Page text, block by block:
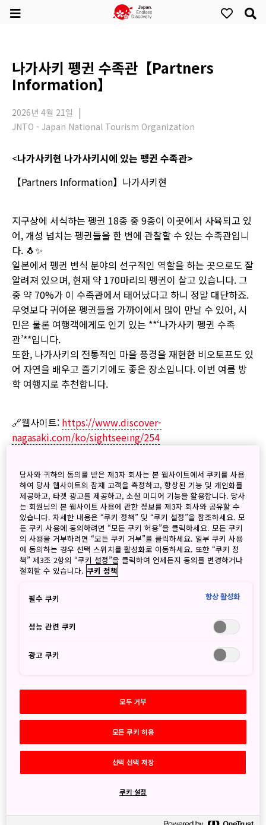
나가사키 펭귄 수족관【Partners
Information】
2026년 4월 21일
JNTO - Japan National Tourism Organization
<나가사키현 나가사키시에 있는 펭귄 수족관>
【Partners Information】나가사키현
지구상에 서식하는 펭귄 18종 중 9종이 이곳에서 사육되고 있
어, 개성 넘치는 펭귄들을 한 번에 관찰할 수 있는 수족관입니
다. 🐧✨
일본에서 펭귄 번식 분야의 선구적인 역할을 하는 곳으로도 잘
알려져 있으며, 현재 약 170마리의 펭귄이 살고 있습니다. 그
중 약 70%가 이 수족관에서 태어났다고 하니 정말 대단하죠.
무엇보다 귀여운 펭귄들을 가까이에서 많이 만날 수 있어, 시
민은 물론 여행객에게도 인기 있는 **‘나가사키 펭귄 수족
관’**입니다.
또한, 나가사키의 전통적인 마을 풍경을 재현한 비오토프도 있
어 자연을 배우고 즐기기에도 좋은 장소입니다. 이번 여름 방
학 여행지로 추천합니다.
🔗웹사이트: https://www.discover-
nagasaki.com/ko/sightseeing/254
검색
Archives
8월(1)
6월(3)
4월(3)
2025
10월(6)
당사와 귀하의 동의를 받은 제3자 회사는 본 웹사이트에서 쿠키를 사용
하여 당사 웹사이트의 잠재 고객을 측정하고, 향상된 기능 및 개인화를
제공하고, 타겟 광고를 제공하고, 소셜 미디어 기능을 활용합니다. 당사
는 회원님의 본 웹사이트 사용에 관한 정보를 제3자 회사와 공유할 수
있습니다. 자세한 내용은 “쿠키 정책” 및 “쿠키 설정”을 참조하세요. 모
든 쿠키 사용에 동의하려면 “모든 쿠키 허용”을 클릭하세요. 모든 쿠키
의 사용을 거부하려면 “모든 쿠키 거부”를 클릭하세요. 일부 쿠키 사용
에 동의하는 경우 선택 스위치를 활성화로 이동하세요. 또한 “쿠키 정
책” 제3조 2항의 “쿠키 설정”을 클릭하여 언제든지 동의를 변경하거나
철회할 수 있습니다. 쿠키 정책
필수 쿠키 항상 활성화
성능 관련 쿠키
광고 쿠키
모두 거부
모든 쿠키 허용
선택 선택 저장
쿠키 설정